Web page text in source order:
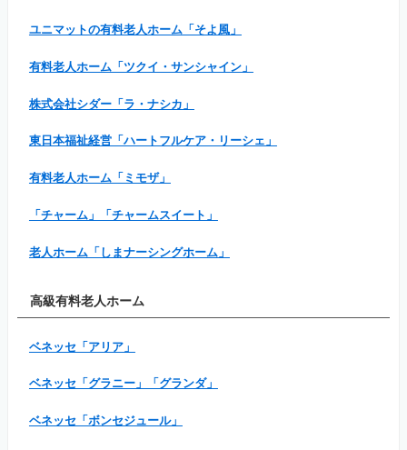
ユニマットの有料老人ホーム「そよ風」
有料老人ホーム「ツクイ・サンシャイン」
株式会社シダー「ラ・ナシカ」
東日本福祉経営「ハートフルケア・リーシェ」
有料老人ホーム「ミモザ」
「チャーム」「チャームスイート」
老人ホーム「しまナーシングホーム」
高級有料老人ホーム
ベネッセ「アリア」
ベネッセ「グラニー」「グランダ」
ベネッセ「ボンセジュール」